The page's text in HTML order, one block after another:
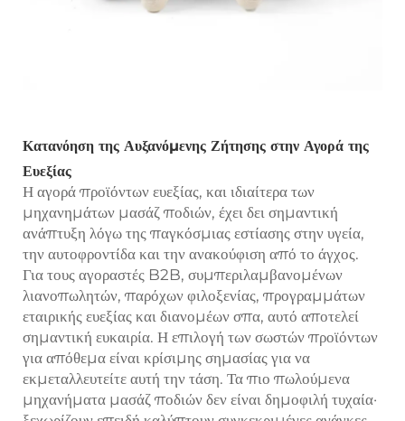
Κατανόηση της Αυξανόμενης Ζήτησης στην Αγορά της
Ευεξίας
Η αγορά προϊόντων ευεξίας, και ιδιαίτερα των
μηχανημάτων μασάζ ποδιών, έχει δει σημαντική
ανάπτυξη λόγω της παγκόσμιας εστίασης στην υγεία,
την αυτοφροντίδα και την ανακούφιση από το άγχος.
Για τους αγοραστές B2B, συμπεριλαμβανομένων
λιανοπωλητών, παρόχων φιλοξενίας, προγραμμάτων
εταιρικής ευεξίας και διανομέων σπα, αυτό αποτελεί
σημαντική ευκαιρία. Η επιλογή των σωστών προϊόντων
για απόθεμα είναι κρίσιμης σημασίας για να
εκμεταλλευτείτε αυτή την τάση. Τα πιο πωλούμενα
μηχανήματα μασάζ ποδιών δεν είναι δημοφιλή τυχαία·